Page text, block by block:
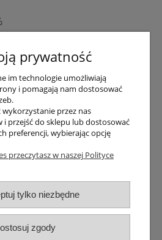
się /Zaloguj się
prywatność
im technologie umożliwiają
i pomagają nam dostosować
przez nas
przejść do sklepu lub dostosować
preferencji, wybierając opcję
przeczytasz w naszej Polityce
tylko niezbędne
zgody